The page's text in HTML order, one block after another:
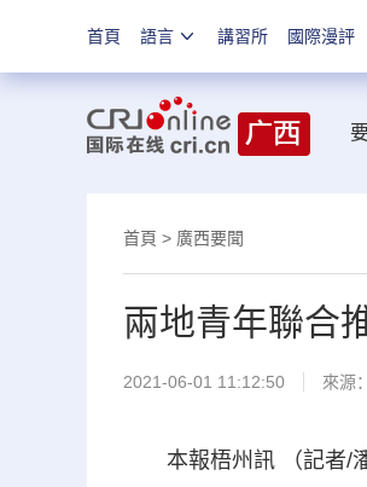
首頁 語言 講習所 國際漫評
首頁 > 廣西要聞
兩地青年聯合
2021-06-01 11:12:50 來源：
本報梧州訊 （記者/潘